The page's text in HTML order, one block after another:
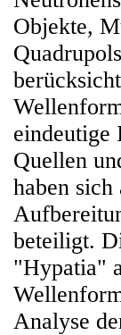
Objekte,
eindeutige
Quellen
haben
beteiligt.
"Hypatia"
Analyse